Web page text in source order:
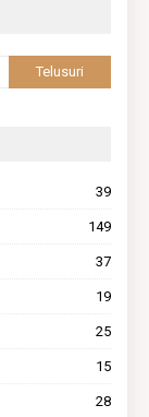
39
149
37
19
25
15
28